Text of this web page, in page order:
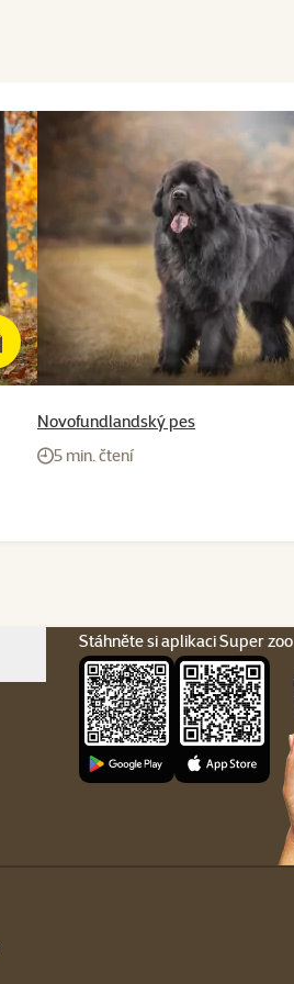
Novofundlandský pes
5 min. čtení
Stáhněte si aplikaci Super zoo